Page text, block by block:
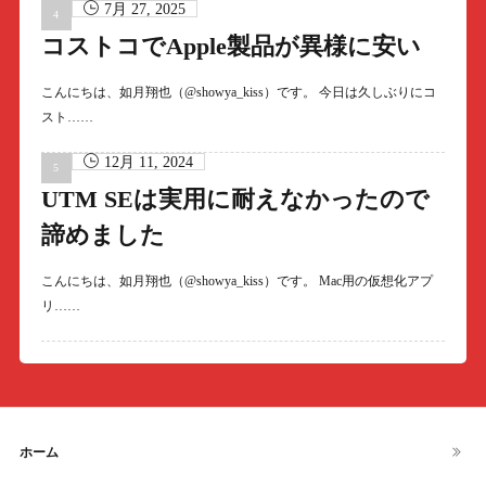
7月 27, 2025
コストコでApple製品が異様に安い
こんにちは、如月翔也（@showya_kiss）です。 今日は久しぶりにコ
スト……
12月 11, 2024
UTM SEは実用に耐えなかったので
諦めました
こんにちは、如月翔也（@showya_kiss）です。 Mac用の仮想化アプ
リ……
ホーム